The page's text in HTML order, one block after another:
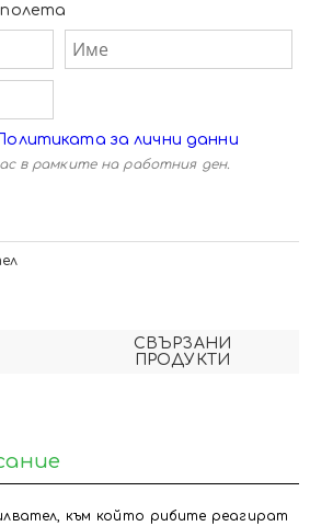
за лични данни
в рамките на работния ден.
СВЪРЗАНИ
ПРОДУКТИ
към който рибите реагират